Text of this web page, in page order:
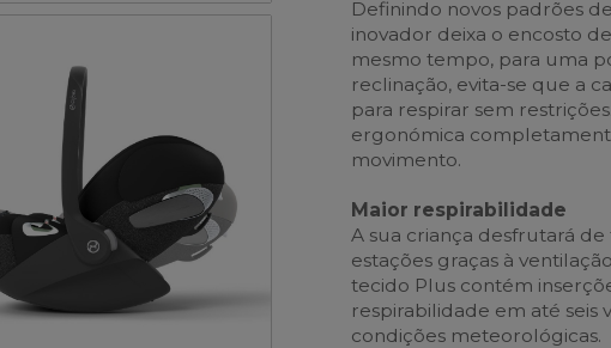
Definindo novos padrões
inovador deixa o encosto
mesmo tempo, para uma
reclinação, evita-se que a
para respirar sem
ergonómica
movimento.
Maior respirabilidade
A sua criança desfrutará
estações graças à
tecido Plus contém
respirabilidade em até seis
condições meteorológicas.